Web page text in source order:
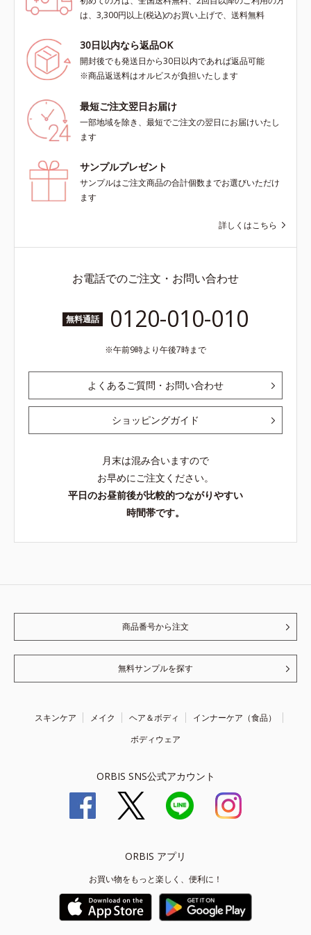
は、3,300円以上(税込)のお買い上げで、送料無料
30日以内なら返品OK
開封後でも発送日から30日以内であれば返品可能
※商品返送料はオルビスが負担いたします
最短ご注文翌日お届け
一部地域を除き、最短でご注文の翌日にお届けいたし
ます
サンプルプレゼント
サンプルはご注文商品の合計個数までお選びいただけ
ます
詳しくはこちら
お電話でのご注文・お問い合わせ
無料通話 0120-010-010
午前9時より午後7時まで
よくあるご質問・お問い合わせ
ショッピングガイド
月末は混み合いますので
お早めにご注文ください。
平日のお昼前後が比較的つながりやすい
時間帯です。
商品番号から注文
無料サンプルを探す
スキンケア メイク ヘア＆ボディ
インナーケア（食品）
ボディウェア
ORBIS SNS公式アカウント
ORBIS アプリ
お買い物をもっと楽しく、便利に！